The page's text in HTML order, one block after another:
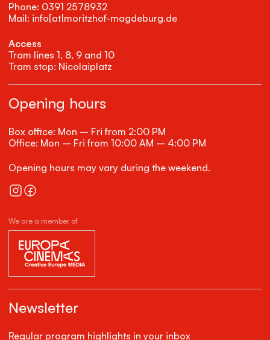
Phone: 0391 2578932
Mail: info[at|moritzhof-magdeburg.de
Access
Tram lines 1, 8, 9 and 10
Tram stop: Nicolaiplatz
Opening hours
Box office: Mon – Fri from 2:00 PM
Office: Mon – Fri from 10:00 AM – 4:00 PM
Opening hours may vary during the weekend.
We are a member of
Newsletter
Regular program highlights in your inbox